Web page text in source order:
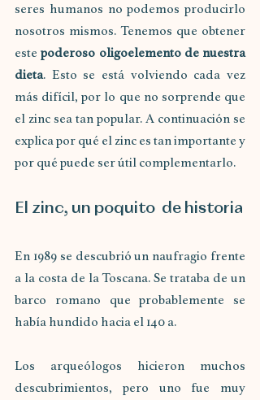
seres humanos no podemos producirlo
nosotros mismos. Tenemos que obtener
este poderoso oligoelemento de nuestra
dieta. Esto se está volviendo cada vez
más difícil, por lo que no sorprende que
el zinc sea tan popular. A continuación se
explica por qué el zinc es tan importante y
por qué puede ser útil complementarlo.
El zinc, un poquito  de historia
En 1989 se descubrió un naufragio frente
a la costa de la Toscana. Se trataba de un
barco romano que probablemente se
había hundido hacia el 140 a.
Los arqueólogos hicieron muchos
descubrimientos, pero uno fue muy